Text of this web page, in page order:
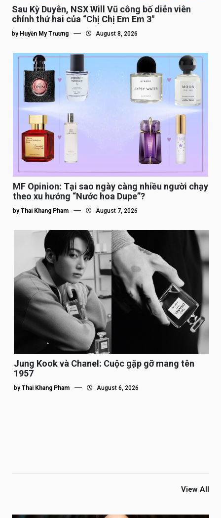
Sau Kỳ Duyên, NSX Will Vũ công bố diễn viên
chính thứ hai của “Chị Chị Em Em 3″
by Huyền My Trương August 8, 2026
MF Opinion: Tại sao ngày càng nhiều người chạy
theo xu hướng “Nước hoa Dupe”?
by Thai Khang Pham August 7, 2026
Jung Kook và Chanel: Cuộc gặp gỡ mang tên
1957
by Thai Khang Pham August 6, 2026
View All